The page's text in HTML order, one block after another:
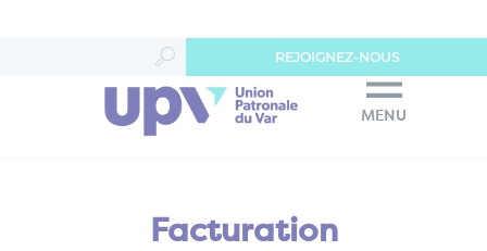
MENU
REJOIGNEZ-NOUS
Facturation